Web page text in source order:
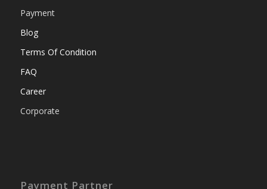
Payment
Blog
Terms Of Condition
FAQ
Career
Corporate
Payment Partner